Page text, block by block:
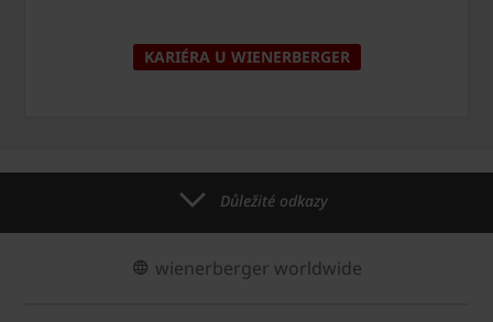
KARIÉRA U WIENERBERGER
Důležité odkazy
wienerberger worldwide